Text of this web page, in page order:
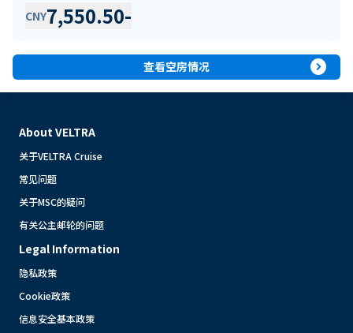
CNY7,550.50-
查看空房情况 expand_circle_right
About VELTRA
关于VELTRA Cruise
常见问题
关于MSC的疑问
有关公主邮轮的问题
Legal Information
隐私政策
Cookie政策
信息安全基本政策